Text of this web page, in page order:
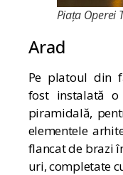
Piața Operei
Arad
Pe platoul din
fost instalată
piramidală,
elementele
flancat de brazi
uri, completate